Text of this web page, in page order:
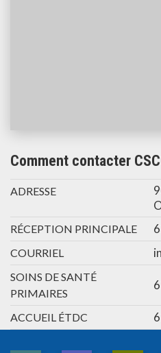
Comment contacter
ADRESSE
RÉCEPTION PRINCIPALE
COURRIEL
SOINS DE SANTÉ
PRIMAIRES
ACCUEIL ÉTDC